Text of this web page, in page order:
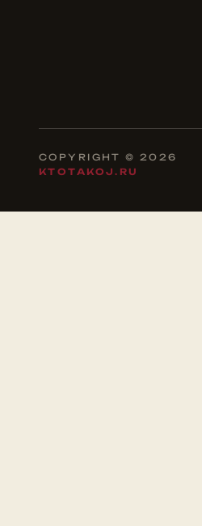
COPYRIGHT © 2026
KTOTAKOJ.RU